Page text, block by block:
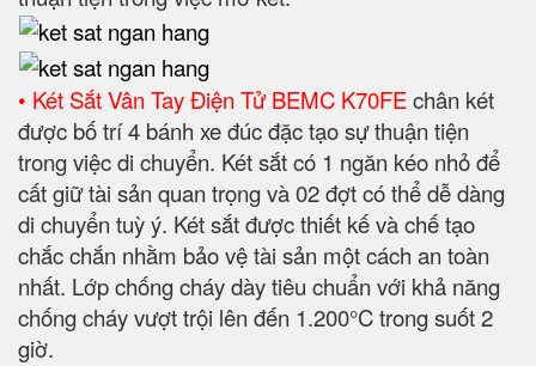
• Két Sắt Vân Tay Điện Tử BEMC K70FEchân két
được bố trí 4 bánh xe đúc đặc tạo sự thuận tiện
trong việc di chuyển. Két sắt có 1 ngăn kéo nhỏ để
cất giữ tài sản quan trọng và 02 đợt có thể dễ dàng
di chuyển tuỳ ý. Két sắt được thiết kế và chế tạo
chắc chắn nhằm bảo vệ tài sản một cách an toàn
nhất. Lớp chống cháy dày tiêu chuẩn với khả năng
chống cháy vượt trội lên đến 1.200°C trong suốt 2
giờ.